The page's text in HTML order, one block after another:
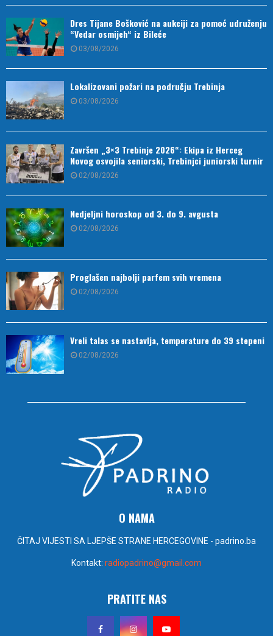
Dres Tijane Bošković na aukciji za pomoć udruženju
“Vedar osmijeh“ iz Bileće
03/08/2026
Lokalizovani požari na području Trebinja
03/08/2026
Završen „3×3 Trebinje 2026“: Ekipa iz Herceg
Novog osvojila seniorski, Trebinjci juniorski turnir
02/08/2026
Nedjeljni horoskop od 3. do 9. avgusta
02/08/2026
Proglašen najbolji parfem svih vremena
02/08/2026
Vreli talas se nastavlja, temperature do 39 stepeni
02/08/2026
O NAMA
ČITAJ VIJESTI SA LJEPŠE STRANE HERCEGOVINE - padrino.ba
Kontakt: radiopadrino@gmail.com
PRATITE NAS